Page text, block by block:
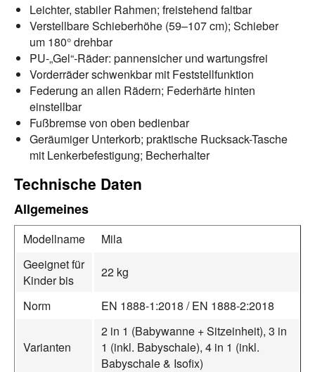
Leichter, stabiler Rahmen; freistehend faltbar
Verstellbare Schieberhöhe (59–107 cm); Schieber
um 180° drehbar
PU-„Gel“-Räder: pannensicher und wartungsfrei
Vorderräder schwenkbar mit Feststellfunktion
Federung an allen Rädern; Federhärte hinten
einstellbar
Fußbremse von oben bedienbar
Geräumiger Unterkorb; praktische Rucksack-Tasche
mit Lenkerbefestigung; Becherhalter
Technische Daten
Allgemeines
Modellname
Mila
Geeignet für
Kinder bis
22 kg
Norm EN 1888-1:2018 / EN 1888-2:2018
Varianten
2 in 1 (Babywanne + Sitzeinheit), 3 in
1 (inkl. Babyschale), 4 in 1 (inkl.
Babyschale & Isofix)